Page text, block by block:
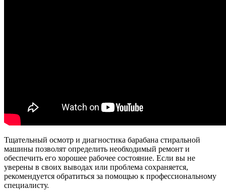
Тщательный осмотр и диагностика барабана стиральной
машины позволят определить необходимый ремонт и
обеспечить его хорошее рабочее состояние. Если вы не
уверены в своих выводах или проблема сохраняется,
рекомендуется обратиться за помощью к профессиональному
специалисту.